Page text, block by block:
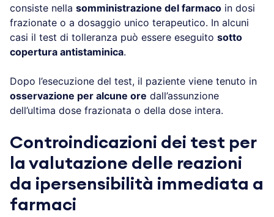
consiste nella somministrazione del farmaco in dosi
frazionate o a dosaggio unico terapeutico. In alcuni
casi il test di tolleranza può essere eseguito sotto
copertura antistaminica.
Dopo l’esecuzione del test, il paziente viene tenuto in
osservazione per alcune ore dall’assunzione
dell’ultima dose frazionata o della dose intera.
Controindicazioni dei test per
la valutazione delle reazioni
da ipersensibilità immediata a
farmaci